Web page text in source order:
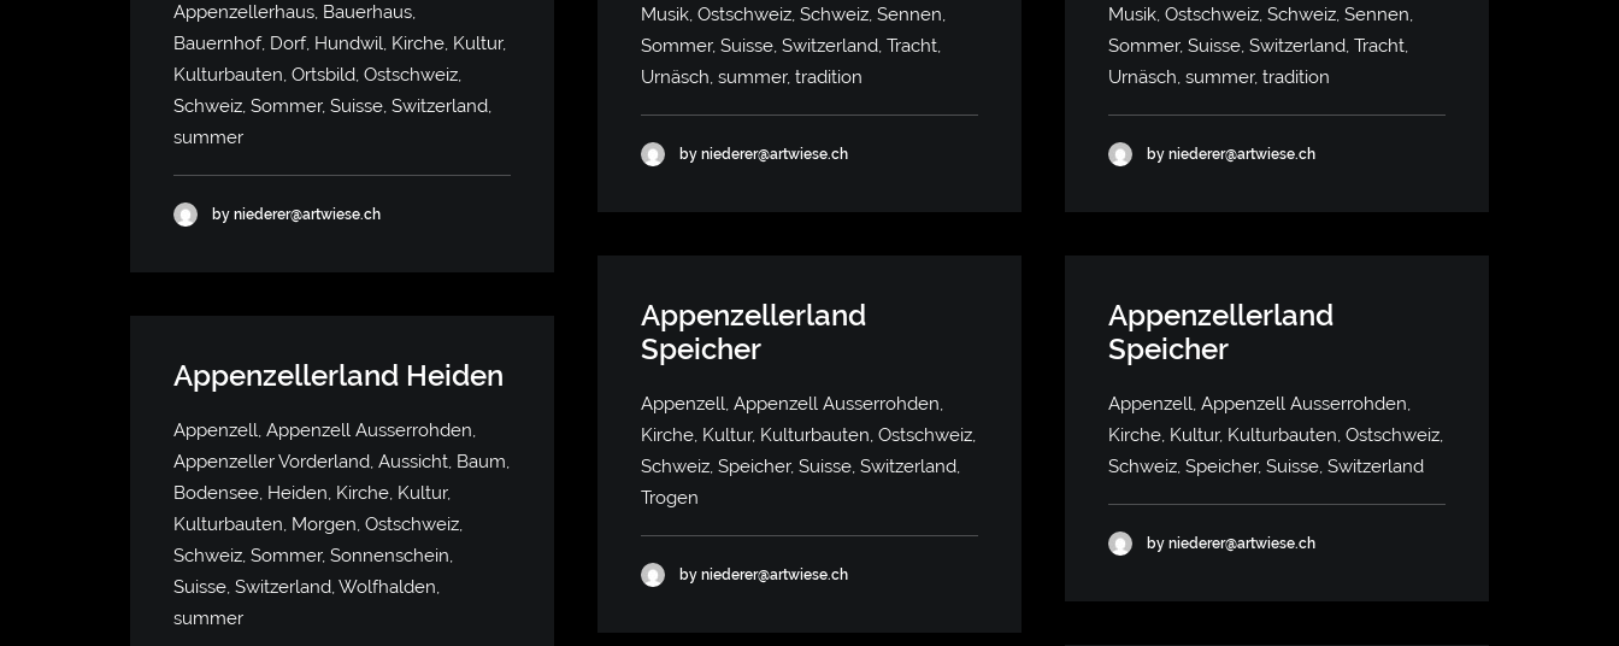
Musik, Ostschweiz, Schweiz, Sennen,
Sommer, Suisse, Switzerland, Tracht,
Urnäsch, summer, tradition
by niederer@artwiese.ch
Musik, Ostschweiz, Schweiz, Sennen,
Sommer, Suisse, Switzerland, Tracht,
Urnäsch, summer, tradition
by niederer@artwiese.ch
Appenzellerhaus, Bauerhaus,
Bauernhof, Dorf, Hundwil, Kirche, Kultur,
Kulturbauten, Ortsbild, Ostschweiz,
Schweiz, Sommer, Suisse, Switzerland,
summer
by niederer@artwiese.ch
Appenzellerland
Speicher
Appenzell, Appenzell Ausserrohden,
Kirche, Kultur, Kulturbauten, Ostschweiz,
Schweiz, Speicher, Suisse, Switzerland,
Trogen
by niederer@artwiese.ch
Appenzellerland
Speicher
Appenzell, Appenzell Ausserrohden,
Kirche, Kultur, Kulturbauten, Ostschweiz,
Schweiz, Speicher, Suisse, Switzerland
by niederer@artwiese.ch
Appenzellerland Heiden
Appenzell, Appenzell Ausserrohden,
Appenzeller Vorderland, Aussicht, Baum,
Bodensee, Heiden, Kirche, Kultur,
Kulturbauten, Morgen, Ostschweiz,
Schweiz, Sommer, Sonnenschein,
Suisse, Switzerland, Wolfhalden,
summer